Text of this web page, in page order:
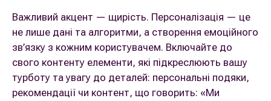
Важливий акцент — щирість. Персоналізація — це
не лише дані та алгоритми, а створення емоційного
зв’язку з кожним користувачем. Включайте до
свого контенту елементи, які підкреслюють вашу
турботу та увагу до деталей: персональні подяки,
рекомендації чи контент, що говорить: «Ми